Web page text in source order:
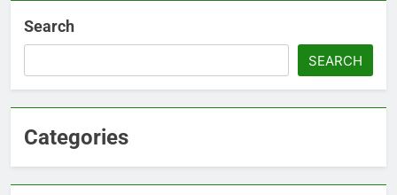
Search
SEARCH
Categories